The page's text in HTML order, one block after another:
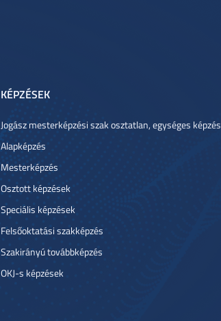
KÉPZÉSEK
Jogász mesterképzési szak osztatlan, egységes képzés
Alapképzés
Mesterképzés
Osztott képzések
Speciális képzések
Felsőoktatási szakképzés
Szakirányú továbbképzés
OKJ-s képzések